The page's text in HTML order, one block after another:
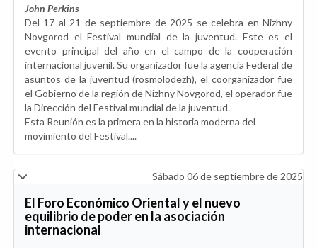
John Perkins
Del 17 al 21 de septiembre de 2025 se celebra en Nizhny
Novgorod el Festival mundial de la juventud. Este es el
evento principal del año en el campo de la cooperación
internacional juvenil. Su organizador fue la agencia Federal de
asuntos de la juventud (rosmolodezh), el coorganizador fue
el Gobierno de la región de Nizhny Novgorod, el operador fue
la Dirección del Festival mundial de la juventud.
Esta Reunión es la primera en la historia moderna del
movimiento del Festival....
Sábado 06 de septiembre de 2025
El Foro Económico Oriental y el nuevo
equilibrio de poder en la asociación
internacional